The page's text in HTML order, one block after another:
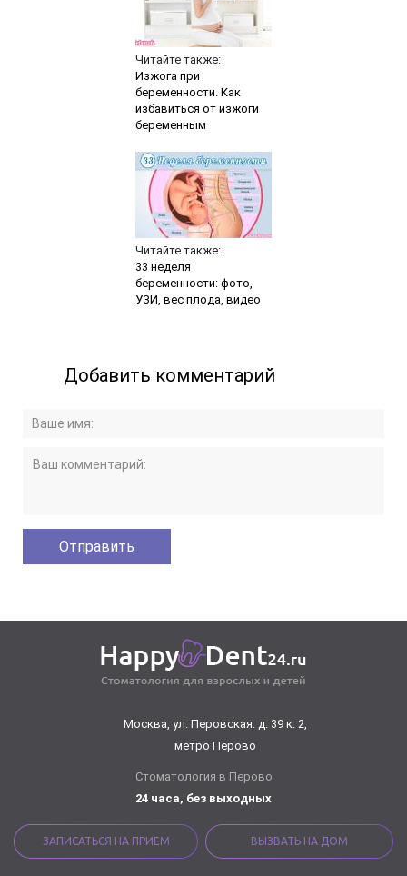
Читайте также:
Изжога при
беременности. Как
избавиться от изжоги
беременным
Читайте также:
33 неделя
беременности: фото,
УЗИ, вес плода, видео
Добавить комментарий
Москва, ул. Перовская. д. 39 к. 2,
метро Перово
Стоматология в Перово
24 часа, без выходных
ЗАПИСАТЬСЯ НА ПРИЕМ ВЫЗВАТЬ НА ДОМ